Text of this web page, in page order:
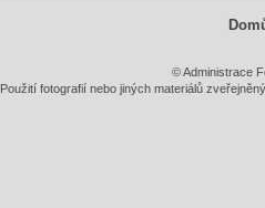
© Administrace
Použití fotografií nebo jiných materiálů